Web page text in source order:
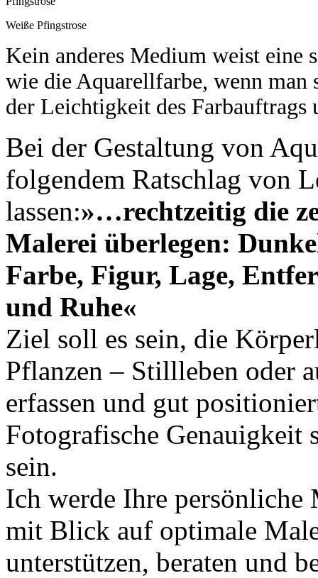
Weiße Pfingstrose
Kein anderes Medium weist eine
wie die Aquarellfarbe, wenn man
der Leichtigkeit des Farbauftrags
Bei der Gestaltung von
folgendem Ratschlag von
lassen:»…rechtzeitig die
Malerei überlegen:
Farbe, Figur, Lage,
und Ruhe«
Ziel soll es sein, die
Pflanzen – Stillleben oder
erfassen und gut
Fotografische
sein.
Ich werde Ihre persönliche
mit Blick auf optimale
unterstützen, beraten und